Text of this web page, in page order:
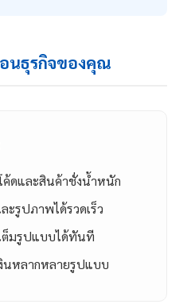
นธุรกิจของคุณ
ค้ดและสินค้าชั่งน้ำหนัก
ะรูปภาพได้รวดเร็ว
ต็มรูปแบบได้ทันที
นหลากหลายรูปแบบ